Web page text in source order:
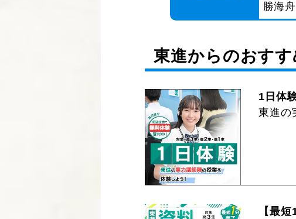
勝海舟
東進からのおすす
1日体
東進の
【最